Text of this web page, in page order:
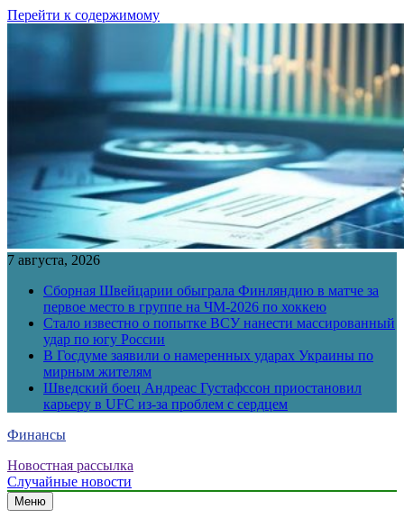
Перейти к содержимому
7 августа, 2026
Сборная Швейцарии обыграла Финляндию в матче за
первое место в группе на ЧМ-2026 по хоккею
Стало известно о попытке ВСУ нанести массированный
удар по югу России
В Госдуме заявили о намеренных ударах Украины по
мирным жителям
Шведский боец Андреас Густафссон приостановил
карьеру в UFC из-за проблем с сердцем
Финансы
Новостная рассылка
Случайные новости
Меню